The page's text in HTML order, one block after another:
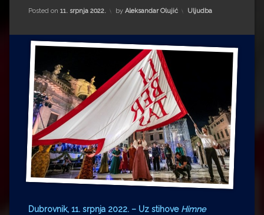
Matea Andrić
Ljiljana Lekanić-Kljaić
Željko Krznarić
Mario Lovreković
Miroslav Šantek
Posted on 11. srpnja 2022. by Aleksandar Olujić Kategorije:
Uljudba
Dubrovnik, 11. srpnja 2022. – Uz stihove Himne